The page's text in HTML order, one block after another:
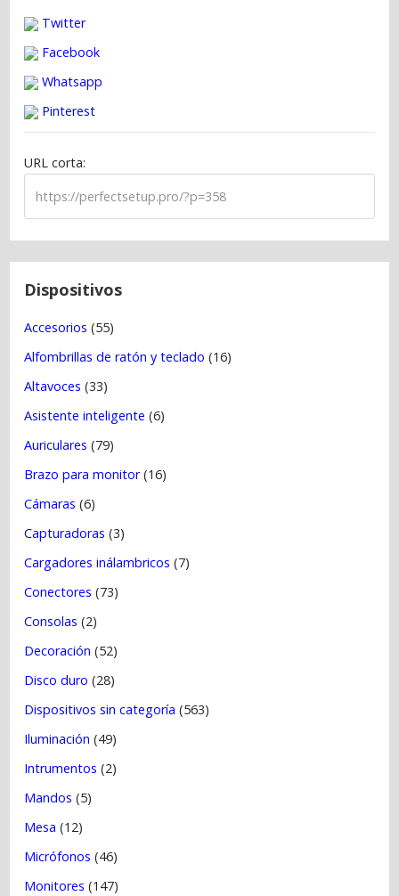
e
n
Twitter
Facebook
Whatsapp
Pinterest
URL corta:
Dispositivos
Accesorios (55)
Alfombrillas de ratón y teclado (16)
Altavoces (33)
Asistente inteligente (6)
Auriculares (79)
Brazo para monitor(16)
Cámaras (6)
Capturadoras (3)
Cargadores inálambricos (7)
Conectores (73)
Consolas (2)
Decoración (52)
Disco duro (28)
Dispositivos sin categoría (563)
Iluminación (49)
Intrumentos (2)
Mandos (5)
Mesa (12)
Micrófonos (46)
Monitores (147)